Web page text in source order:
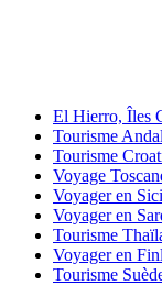
El Hierro, Îles
Tourisme
Tourisme
Voyage
Voyager en
Voyager en
Tourisme
Voyager en
Tourisme